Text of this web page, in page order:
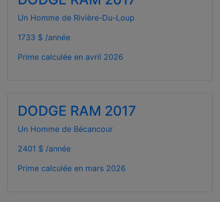
Un Homme de Rivière-Du-Loup
1733 $ /année
Prime calculée en avril 2026
DODGE RAM 2017
Un Homme de Bécancour
2401 $ /année
Prime calculée en mars 2026